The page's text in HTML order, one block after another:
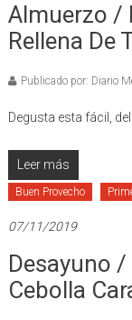
Almuerzo /
Rellena De
Publicado por: Diario
Degusta esta fácil,
Leer más
Buen Provecho
07/11/2019
Desayuno /
Cebolla